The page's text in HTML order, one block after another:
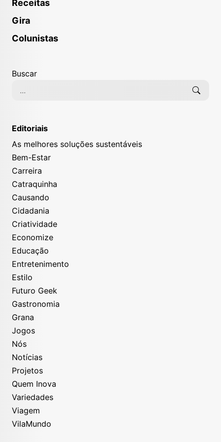
Receitas
Gira
Colunistas
Buscar
Editoriais
As melhores soluções sustentáveis
Bem-Estar
Carreira
Catraquinha
Causando
Cidadania
Criatividade
Economize
Educação
Entretenimento
Estilo
Futuro Geek
Gastronomia
Grana
Jogos
Nós
Notícias
Projetos
Quem Inova
Variedades
Viagem
VilaMundo